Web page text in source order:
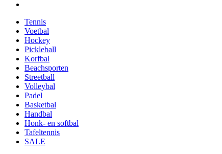
Tennis
Voetbal
Hockey
Pickleball
Korfbal
Beachsporten
Streetball
Volleybal
Padel
Basketbal
Handbal
Honk- en softbal
Tafeltennis
SALE